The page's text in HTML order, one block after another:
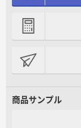
商品サンプル